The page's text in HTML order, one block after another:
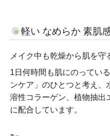
軽い なめらか 素肌
メイク中も乾燥から肌を守
1日何時間も肌にのってい
ンケア」のひとつと考え、
溶性コラーゲン、植物抽出
に配合しています。